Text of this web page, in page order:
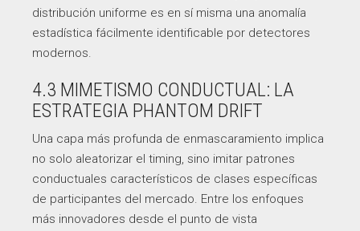
distribución uniforme es en sí misma una anomalía
estadística fácilmente identificable por detectores
modernos.
4.3 MIMETISMO CONDUCTUAL: LA
ESTRATEGIA PHANTOM DRIFT
Una capa más profunda de enmascaramiento implica
no solo aleatorizar el timing, sino imitar patrones
conductuales característicos de clases específicas
de participantes del mercado. Entre los enfoques
más innovadores desde el punto de vista